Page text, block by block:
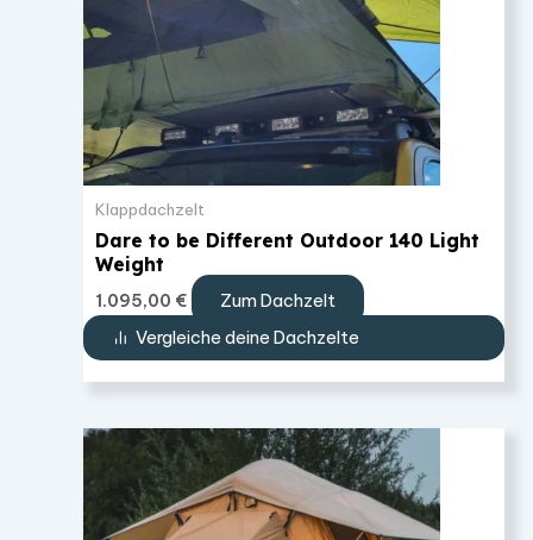
Klappdachzelt
Dare to be Different Outdoor 140 Light
Weight
1.095,00 €
Zum Dachzelt
Vergleiche deine Dachzelte